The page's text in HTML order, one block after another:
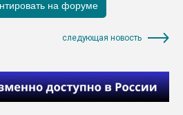
следующая новость